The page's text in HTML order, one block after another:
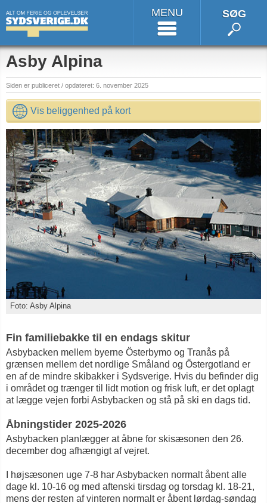
MENU SØG
Asby Alpina
Siden er publiceret / opdateret: 6. november 2025
Vis beliggenhed på kort
Foto: Asby Alpina
Fin familiebakke til en endags skitur
Asbybacken mellem byerne Österbymo og Tranås på
grænsen mellem det nordlige Småland og Östergotland er
en af de mindre skibakker i Sydsverige. Hvis du befinder dig
i området og trænger til lidt motion og frisk luft, er det oplagt
at lægge vejen forbi Asbybacken og stå på ski en dags tid.
Åbningstider 2025-2026
Asbybacken planlægger at åbne for skisæsonen den 26.
december dog afhængigt af vejret.
I højsæsonen uge 7-8 har Asbybacken normalt åbent alle
dage kl. 10-16 og med aftenski tirsdag og torsdag kl. 18-21,
mens der resten af vinteren normalt er åbent lørdag-søndag